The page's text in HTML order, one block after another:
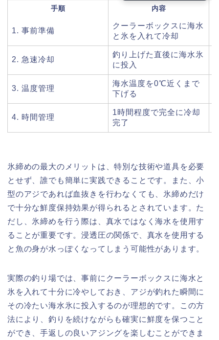
手順 内容
1. 事前準備
クーラーボックスに海水
と氷を入れて冷却
2. 急速冷却
釣り上げた直後に海水氷
に投入
3. 温度管理
海水温度を0℃近くまで
下げる
4. 時間管理
1時間程度で完全に冷却
完了
氷締めの最大のメリットは、特別な技術や道具を必要
とせず、誰でも簡単に実践できることです。また、小
型のアジであれば血抜きを行わなくても、氷締めだけ
で十分な鮮度保持効果が得られるとされています。た
だし、氷締めを行う際は、真水ではなく海水を使用す
ることが重要です。浸透圧の関係で、真水を使用する
と魚の身が水っぽくなってしまう可能性があります。
実際の釣り場では、事前にクーラーボックスに海水と
氷を入れて十分に冷やしておき、アジが釣れた瞬間に
その冷たい海水氷に投入するのが理想的です。この方
法により、釣りを続けながらも確実に鮮度を保つこと
ができ、手返しの良いアジングを楽しむことができま